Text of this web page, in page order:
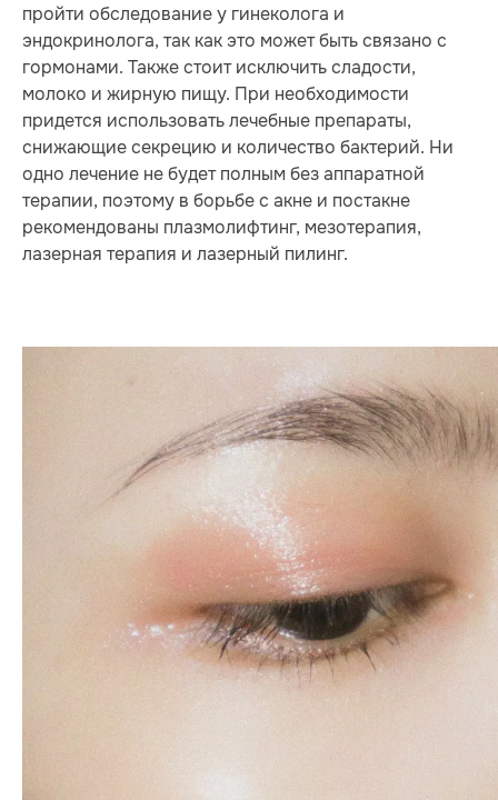
пройти обследование у гинеколога и
эндокринолога, так как это может быть связано с
гормонами. Также стоит исключить сладости,
молоко и жирную пищу. При необходимости
придется использовать лечебные препараты,
снижающие секрецию и количество бактерий. Ни
одно лечение не будет полным без аппаратной
терапии, поэтому в борьбе с акне и постакне
рекомендованы плазмолифтинг, мезотерапия,
лазерная терапия и лазерный пилинг.